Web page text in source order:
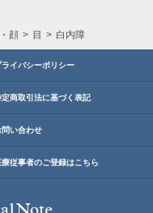
顔 目 白内障
ライバシーポリシー
定商取引法に基づく表記
問い合わせ
療従事者のご登録はこちら